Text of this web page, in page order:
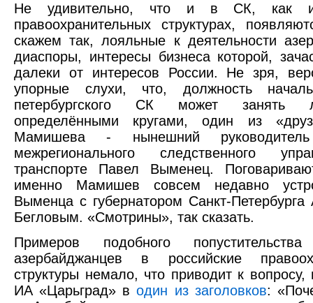
Не удивительно, что и в СК, как
правоохранительных структурах,
скажем так, лояльные к деятельности
диаспоры, интересы бизнеса которой,
далеки от интересов России. Не зря,
упорные слухи, что, должность
петербургского СК может занять
определёнными кругами, один из
Мамишева - нынешний руководитель
межрегионального следственного
транспорте Павел Выменец.
именно Мамишев совсем недавно
Выменца с губернатором Санкт-Петербурга
Бегловым. «Смотрины», так сказать.
Примеров подобного
азербайджанцев в российские
структуры немало, что приводит к вопросу,
ИА «Царьград» водин из заголовков: